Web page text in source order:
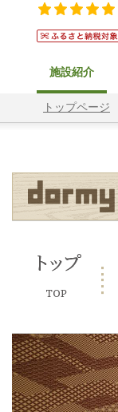
施設紹介
トップページ
トップ ホ